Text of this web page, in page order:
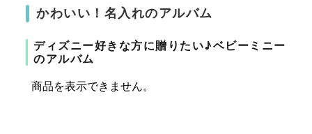
かわいい！名入れのアルバム
ディズニー好きな方に贈りたい♪ベビーミニー
のアルバム